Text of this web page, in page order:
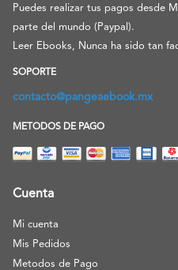
Puedes realizar tus pagos desde
parte del mundo (Paypal).
Leer Ebooks, Nunca ha sido tan
SOPORTE
contacto@pangeaebook.mx
METODOS DE PAGO
Cuenta
Mi cuenta
Mis Pedidos
Metodos de Pago